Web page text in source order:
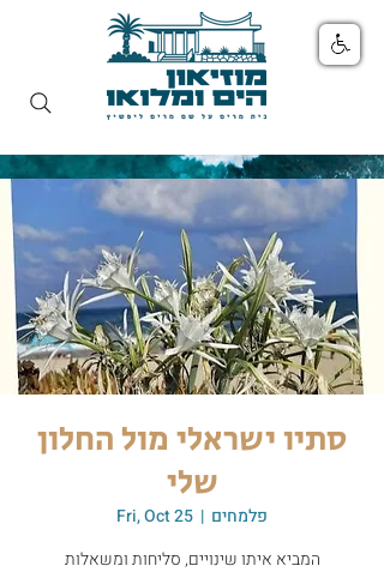
סתיו ישראלי מול החלון
שלי
Fri, Oct 25
  |
פלמחים
המביא איתו שינויים, סליחות ומשאלות